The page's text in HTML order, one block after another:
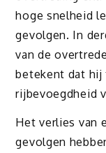
hoge snelheid
gevolgen. In
van de
betekent dat
rijbevoegdheid
Het verlies van
gevolgen